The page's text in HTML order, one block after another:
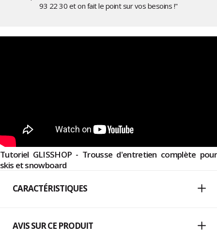
93 22 30 et on fait le point sur vos besoins !"
Tutoriel GLISSHOP - Trousse d'entretien complète pour
skis et snowboard
CARACTÉRISTIQUES
AVIS SUR CE PRODUIT